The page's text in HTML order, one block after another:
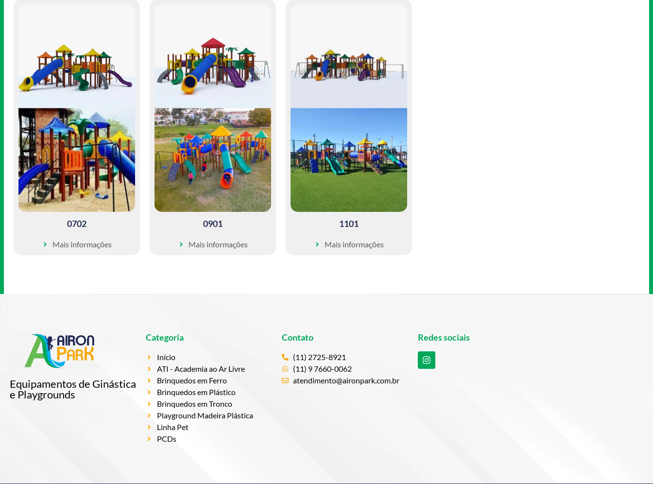
0702
Mais informações
0901
Mais informações
1101
Mais informações
Equipamentos de Ginástica
e Playgrounds
Categoria
Início
ATI - Academia ao Ar Livre
Brinquedos em Ferro
Brinquedos em Plástico
Brinquedos em Tronco
Playground Madeira Plástica
Linha Pet
PCDs
Contato
(11) 2725-8921
(11) 9 7660-0062
atendimento@aironpark.com.br
Redes sociais